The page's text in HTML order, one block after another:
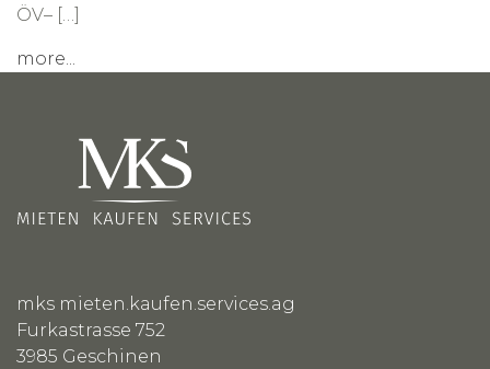
ÖV– […]
more...
mks mieten.kaufen.services.ag
Furkastrasse 752
3985 Geschinen